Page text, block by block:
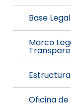
Base
Marco
Oficina